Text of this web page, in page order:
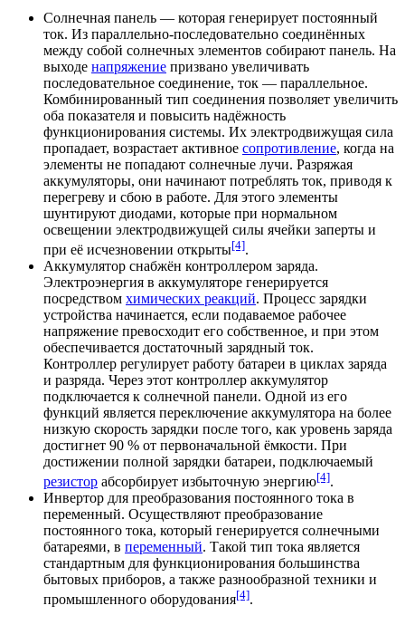
Солнечная панель — которая генерирует постоянный
ток. Из параллельно-последовательно соединённых
между собой солнечных элементов собирают панель. На
выходе напряжение призвано увеличивать
последовательное соединение, ток — параллельное.
Комбинированный тип соединения позволяет увеличить
оба показателя и повысить надёжность
функционирования системы. Их электродвижущая сила
пропадает, возрастает активное сопротивление, когда на
элементы не попадают солнечные лучи. Разряжая
аккумуляторы, они начинают потреблять ток, приводя к
перегреву и сбою в работе. Для этого элементы
шунтируют диодами, которые при нормальном
освещении электродвижущей силы ячейки заперты и
при её исчезновении открыты[4].
Аккумулятор снабжён контроллером заряда.
Электроэнергия в аккумуляторе генерируется
посредством химических реакций. Процесс зарядки
устройства начинается, если подаваемое рабочее
напряжение превосходит его собственное, и при этом
обеспечивается достаточный зарядный ток.
Контроллер регулирует работу батареи в циклах заряда
и разряда. Через этот контроллер аккумулятор
подключается к солнечной панели. Одной из его
функций является переключение аккумулятора на более
низкую скорость зарядки после того, как уровень заряда
достигнет 90 % от первоначальной ёмкости. При
достижении полной зарядки батареи, подключаемый
резистор абсорбирует избыточную энергию[4].
Инвертор для преобразования постоянного тока в
переменный. Осуществляют преобразование
постоянного тока, который генерируется солнечными
батареями, в переменный. Такой тип тока является
стандартным для функционирования большинства
бытовых приборов, а также разнообразной техники и
промышленного оборудования[4].